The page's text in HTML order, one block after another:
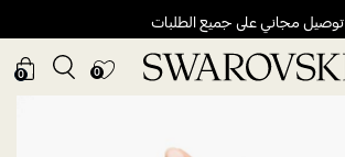
توصيل مجاني على جميع الطلبات
0
0